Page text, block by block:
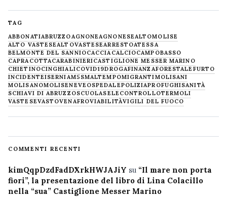
TAG
ABBONATIABRUZZOAGNONEAGNONESEALTOMOLISE
ALTO VASTESEALTOVASTESEARRESTOATESSA
BELMONTE DEL SANNIOCACCIACALCIOCAMPOBASSO
CAPRACOTTACARABINIERICASTIGLIONE MESSER MARINO
CHIETINOCINGHIALICOVID19DROGAFINANZAFORESTALE FURTO
INCIDENTEISERNIAM5SMALTEMPOMIGRANTIMOLISANI
MOLISANOMOLISENEVE OSPEDALEPOLIZIAPROFUGHISANITÀ
SCHIAVI DI ABRUZZOSCUOLASELECONTROLLOTERMOLI
VASTESEVASTOVENAFROVIABILITÀVIGILI DEL FUOCO
COMMENTI RECENTI
kimQqpDzdFadDXrkHWJAJiY su “Il mare non porta
fiori”, la presentazione del libro di Lina Colacillo
nella “sua” Castiglione Messer Marino